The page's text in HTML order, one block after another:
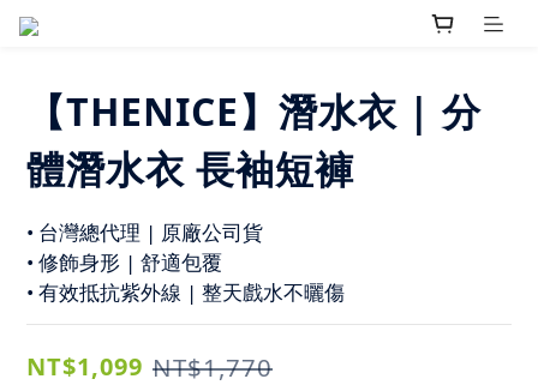
【THENICE】潛水衣 | 分
體潛水衣 長袖短褲
• 台灣總代理 | 原廠公司貨
• 修飾身形 | 舒適包覆
• 有效抵抗紫外線 | 整天戲水不曬傷
NT$1,099 NT$1,770